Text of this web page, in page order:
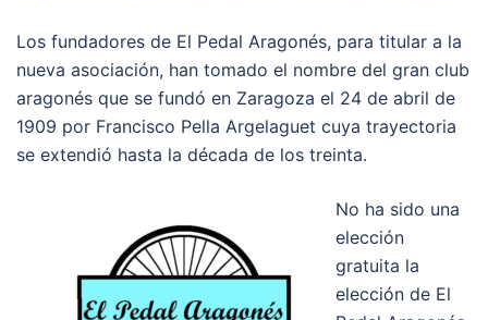
Los fundadores de El Pedal Aragonés, para titular a la
nueva asociación, han tomado el nombre del gran club
aragonés que se fundó en Zaragoza el 24 de abril de
1909 por Francisco Pella Argelaguet cuya trayectoria
se extendió hasta la década de los treinta.
No ha sido una
elección
gratuita la
elección de El